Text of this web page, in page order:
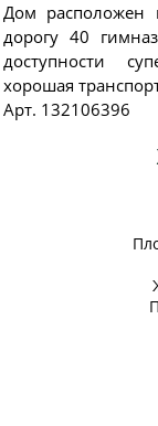
Дом расположен
дорогу 40
доступности
хорошая
Арт. 132106396